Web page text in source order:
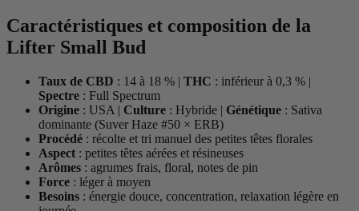
Caractéristiques et composition de la
Lifter Small Bud
Taux de CBD : 14 à 18 % | THC : inférieur à 0,3 % |
Spectre : Full Spectrum
Origine : USA | Culture : Hybride | Génétique : Sativa
dominante (Suver Haze #50 × ERB)
Procédé : récolte et tri manuel des petites têtes florales
Aspect : petites têtes aérées et résineuses
Arômes : agrumes frais, floral, notes de pin
Force : léger à moyen
Besoins : énergie douce, concentration, relaxation légère en